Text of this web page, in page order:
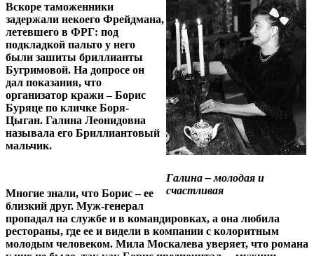
Галина – молодая и
счастливая
Вскоре таможенники
задержали некоего Фрейдмана,
летевшего в ФРГ: под
подкладкой пальто у него
были зашиты бриллианты
Бугримовой. На допросе он
дал показания, что
организатор кражи – Борис
Буряце по кличке Боря-
Цыган. Галина Леонидовна
называла его Бриллиантовый
мальчик.
Многие знали, что Борис – ее
близкий друг. Муж-генерал
пропадал на службе и в командировках, а она любила
рестораны, где ее и видели в компании с колоритным
молодым человеком. Мила Москалева уверяет, что романа